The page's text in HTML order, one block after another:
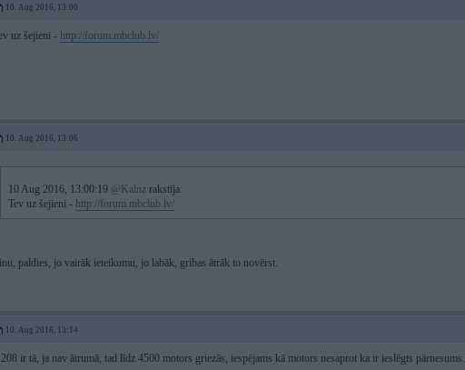
10. Aug 2016, 13:00
uz šejieni - http://forum.mbclub.lv/
10. Aug 2016, 13:06
10 Aug 2016, 13:00:19 @Kalnz rakstīja:
Tev uz šejieni - http://forum.mbclub.lv/
paldies, jo vairāk ieteikumu, jo labāk, gribas ātrāk to novērst.
10. Aug 2016, 13:14
ir tā, ja nav ātrumā, tad līdz 4500 motors griezās, iespējams kā motors nesaprot ka ir ieslēgts pārnesums.